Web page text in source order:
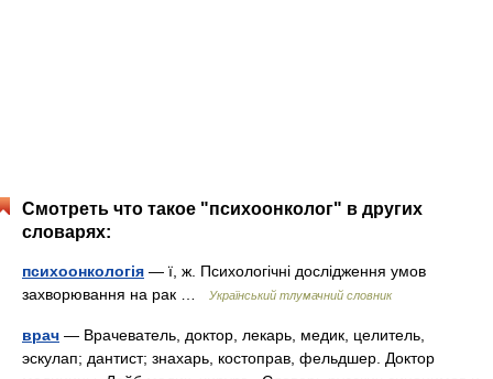
Смотреть что такое "психоонколог" в других
словарях:
психоонкологія — ї, ж. Психологічні дослідження умов
захворювання на рак …
Український тлумачний словник
врач — Врачеватель, доктор, лекарь, медик, целитель,
эскулап; дантист; знахарь, костоправ, фельдшер. Доктор